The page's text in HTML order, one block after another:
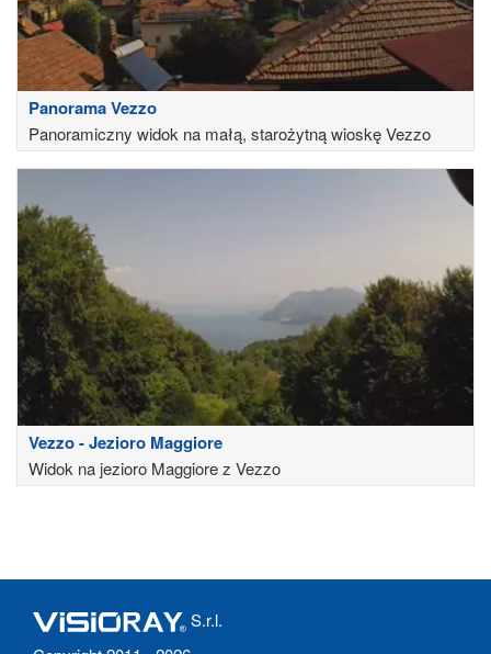
Panorama Vezzo
Panoramiczny widok na małą, starożytną wioskę Vezzo
Vezzo - Jezioro Maggiore
Widok na jezioro Maggiore z Vezzo
S.r.l.